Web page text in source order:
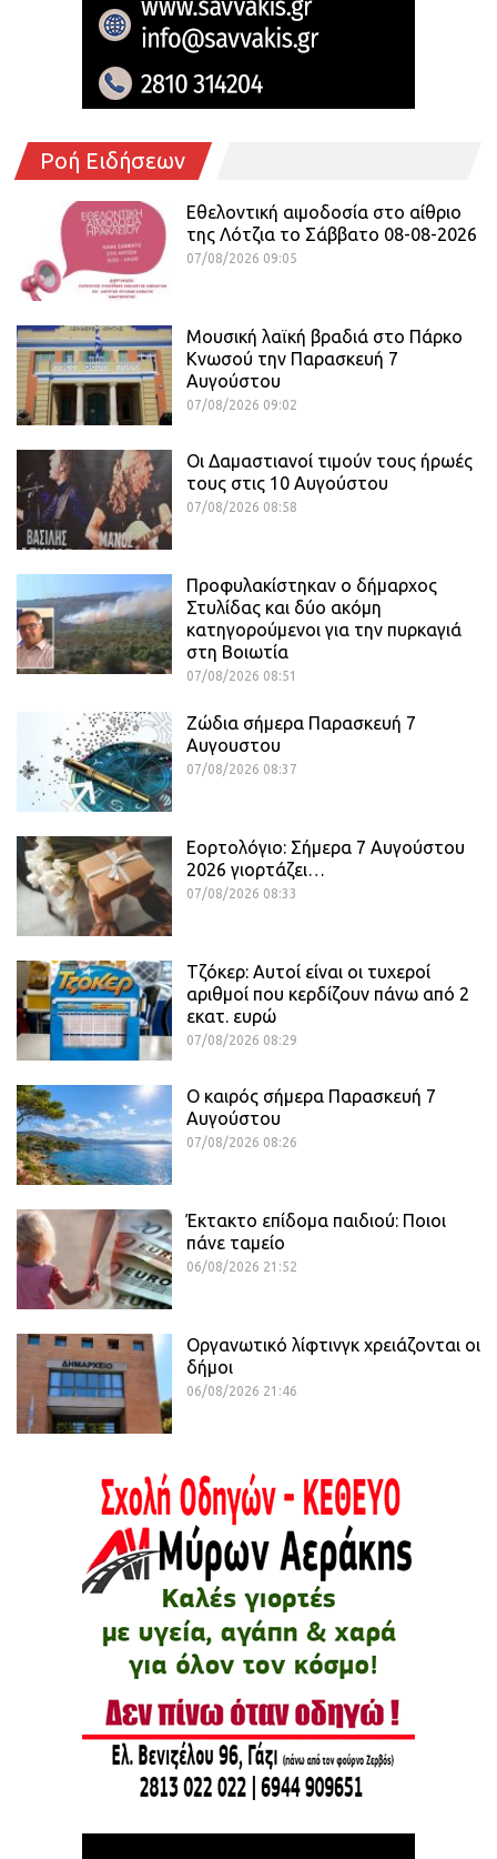
Ροή Ειδήσεων
Εθελοντική αιμοδοσία στο αίθριο
της Λότζια το Σάββατο 08-08-2026
07/08/2026 09:05
Μουσική λαϊκή βραδιά στο Πάρκο
Κνωσού την Παρασκευή 7
Αυγούστου
07/08/2026 09:02
Οι Δαμαστιανοί τιμούν τους ήρωές
τους στις 10 Αυγούστου
07/08/2026 08:58
Προφυλακίστηκαν ο δήμαρχος
Στυλίδας και δύο ακόμη
κατηγορούμενοι για την πυρκαγιά
στη Βοιωτία
07/08/2026 08:51
Ζώδια σήμερα Παρασκευή 7
Αυγουστου
07/08/2026 08:37
Εορτολόγιο: Σήμερα 7 Αυγούστου
2026 γιορτάζει…
07/08/2026 08:33
Τζόκερ: Αυτοί είναι οι τυχεροί
αριθμοί που κερδίζουν πάνω από 2
εκατ. ευρώ
07/08/2026 08:29
Ο καιρός σήμερα Παρασκευή 7
Αυγούστου
07/08/2026 08:26
Έκτακτο επίδομα παιδιού: Ποιοι
πάνε ταμείο
06/08/2026 21:52
Οργανωτικό λίφτινγκ χρειάζονται οι
δήμοι
06/08/2026 21:46